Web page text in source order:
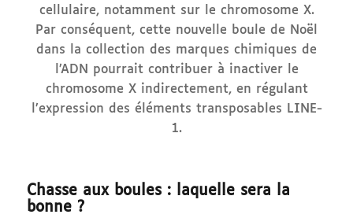
cellulaire, notamment sur le chromosome X.
Par conséquent, cette nouvelle boule de Noël
dans la collection des marques chimiques de
l’ADN pourrait contribuer à inactiver le
chromosome X indirectement, en régulant
l’expression des éléments transposables LINE-
1.
Chasse aux boules : laquelle sera la
bonne ?